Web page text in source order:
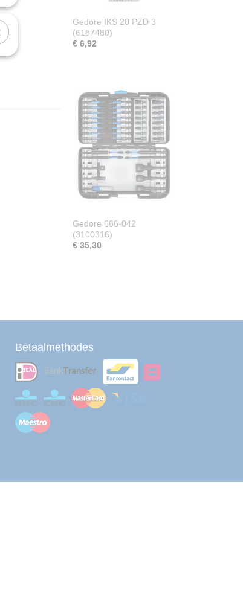
Gedore IKS 20 PZD 3
(6187480)
€ 6,92
Gedore 666-042
(3100316)
€ 35,30
Betaalmethodes